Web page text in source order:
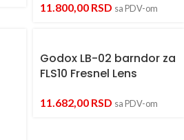
11.800,00 RSD sa PDV-om
Godox LB-02 barndor za
FLS10 Fresnel Lens
11.682,00 RSD sa PDV-om